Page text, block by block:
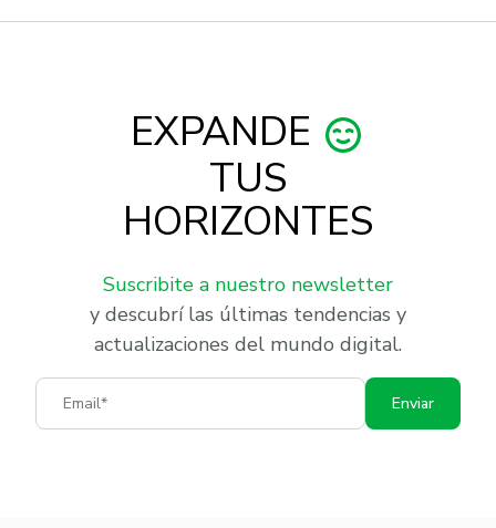
EXPANDE
TUS
HORIZONTES
Suscribite a nuestro newsletter
y descubrí las últimas tendencias y
actualizaciones del mundo digital.
Email
Enviar